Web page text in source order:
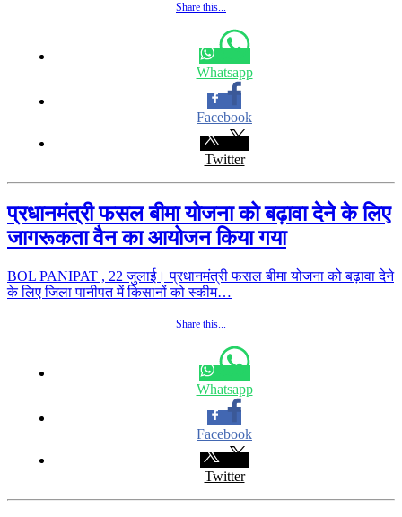
Share this...
Whatsapp
Facebook
Twitter
प्रधानमंत्री फसल बीमा योजना को बढ़ावा देने के लिए
जागरूकता वैन का आयोजन किया गया
BOL PANIPAT , 22 जुलाई। प्रधानमंत्री फसल बीमा योजना को बढ़ावा देने
के लिए जिला पानीपत में किसानों को स्कीम…
Share this...
Whatsapp
Facebook
Twitter